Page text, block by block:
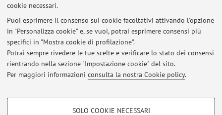
cookie necessari.
Puoi esprimere il consenso sui cookie facoltativi attivando l'opzione
in "Personalizza cookie" e, se vuoi, potrai esprimere consensi più
specifici in "Mostra cookie di profilazione".
Potrai sempre rivedere le tue scelte e verificare lo stato dei consensi
rientrando nella sezione "Impostazione cookie" del sito.
Per maggiori informazioni consulta la nostra Cookie policy.
COOKIE DI PROFILAZIONE - FACOLTATIVI
SOLO COOKIE NECESSARI
Ricevimento studenti
Pubblicato il: 12 marzo 2020
Assegnazione Tesi di Laurea
Pubblicato il: 12 gennaio 2020